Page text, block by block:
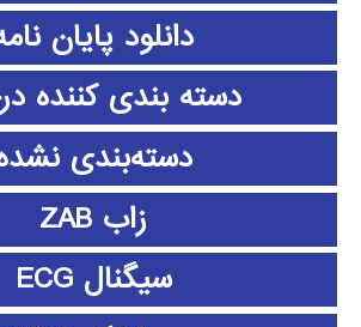
دانلود پايان
دسته بندی کننده
دسته‌بندی
زاب ZAB
سیگنال ECG